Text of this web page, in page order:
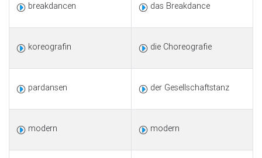
breakdancen das Breakdance
koreografin die Choreografie
pardansen der Gesellschaftstanz
modern modern